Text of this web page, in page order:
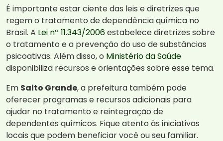
É importante estar ciente das leis e diretrizes que
regem o tratamento de dependência química no
Brasil. A Lei nº 11.343/2006estabelece diretrizes sobre
o tratamento e a prevenção do uso de substâncias
psicoativas. Além disso, o Ministério da Saúde
disponibiliza recursos e orientações sobre esse tema.
Em Salto Grande, a prefeitura também pode
oferecer programas e recursos adicionais para
ajudar no tratamento e reintegração de
dependentes químicos. Fique atento às iniciativas
locais que podem beneficiar você ou seu familiar.